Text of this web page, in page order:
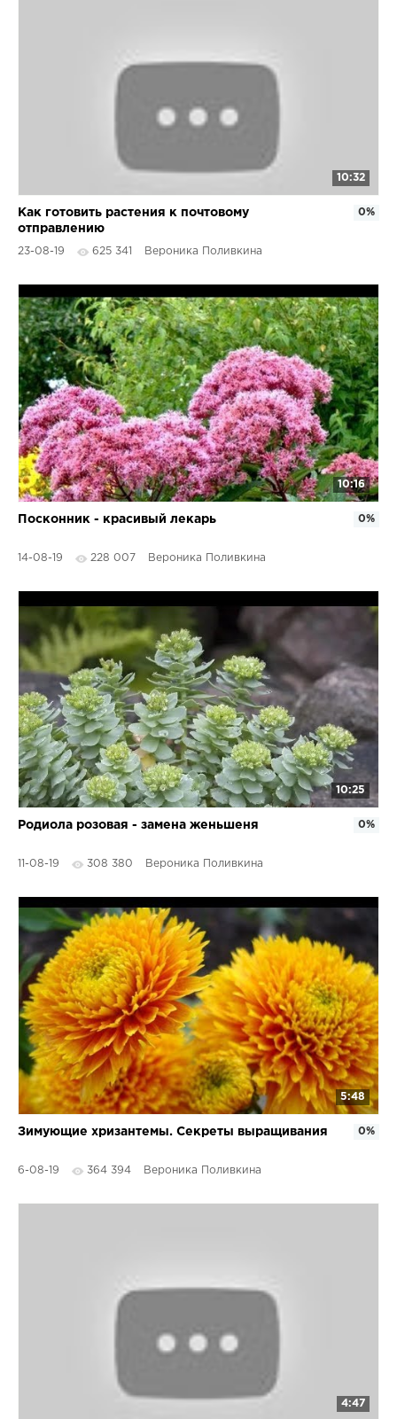
10:32
Как готовить растения к почтовому
отправлению
23-08-19 625 341 Вероника Поливкина
0%
10:16
Посконник - красивый лекарь
14-08-19 228 007 Вероника Поливкина
0%
10:25
Родиола розовая - замена женьшеня
11-08-19 308 380 Вероника Поливкина
0%
5:48
Зимующие хризантемы. Секреты выращивания
6-08-19 364 394 Вероника Поливкина
0%
4:47